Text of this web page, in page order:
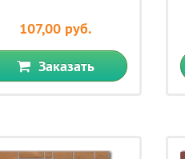
107,00 руб.
Заказать